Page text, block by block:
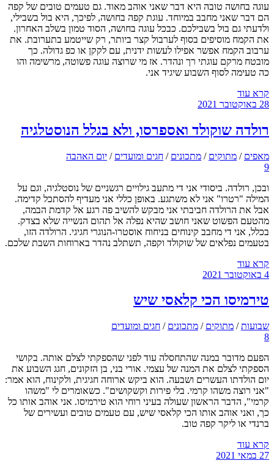
עוגה בחושה טובה היא דבר שאני אוהב מאוד. גם טעמים טובים של קפה
הם דבר שאני מחבב במיוחד. עוגת קפה בחושה, לפיכך, היא בול בשבילי,
ולדעתי גם בול בשבילכם. כבכל עוגה בחושה, הסוד טמון בשלב האחרון.
את הקמח מוסיפים בסוף לערבול קצר ביותר, רק שייטמע בתערובת. את
ערבוב הקמח אפשר אפילו לעשות ידנית, עם לקקן או כפ גדולה. כך
מובטח מרקם עוגתי רך ונהדר. אז מי שרוצה עוגה פשוטה, מרשימה והו
כה טעימה לסוף השבוע שיגיד אני.
קרא עוד
28 באוקטובר 2021
רולדה שוקולד ואספרסו, ולא בגלל הנוסטלגיה
מאפים / מתוקים / מתכונים / חגים ומועדים / יום האהבה
9
ובכן, רולדה. ביסודי אני די מתעב גילויים רגשניים של נוסטלגיה, וגם על
המילה "רטרו" אני לא משתגע. באופן כללי אני מעדיף להסתכל קדימה.
אבל את הרולדה חביבתי אני מבקש להשיב פה רגע אל קדמת הבמה,
מהטעם הפשוט שאני חושב שהיא נפלה אל תהום הנשייה שלא בצדק.
בכלל, אני די מחבב קינוחים בניחוח אוסטרו-הנוגרי חגיגי. הרולדה הזו,
בטעמים נפלאים של שוקולד וקפה, תשתלב נהדר בארוחות השבת שלכם.
קרא עוד
4 באוקטובר 2021
טירמיסו הכי קלאסי שיש
שבועות/ מתוקים / מתכונים / חגים ומועדים
8
הפעם מדובר במנה שהתחסלה עוד לפני שהספקתי לצלם אותה. בקושי
הספקתי לצלם את המנה של עצמי. אורי בני, בן הזקונים, חגג השבוע את
יום הולדתו העשרים ושבעה. הוא ביקש ארוחה חגיגית, ולקינוח, הוא אמר:
"אני רוצה משהו קרמי. בלי פירות וקשקושים". כשאומרים לי "משהו
קרמי", הדבר הראשון שעולה בעיני רוחי הוא טירמיסו. אני אוהב אותו כל
כך, ואני אוהב אותו הכי קלאסי שיש, עם טעמים טובים ועשירים של
ברנדי או ליקר קפה טוב.
קרא עוד
27 במאי 2021